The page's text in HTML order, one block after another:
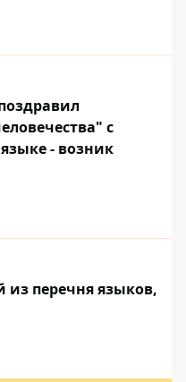
с
- возник
из перечня языков,